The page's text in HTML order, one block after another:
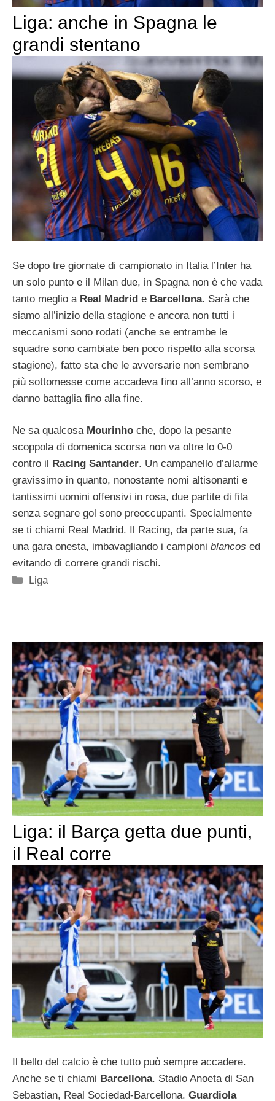
Liga: anche in Spagna le
grandi stentano
Se dopo tre giornate di campionato in Italia l’Inter ha
un solo punto e il Milan due, in Spagna non è che vada
tanto meglio a Real Madrid e Barcellona. Sarà che
siamo all’inizio della stagione e ancora non tutti i
meccanismi sono rodati (anche se entrambe le
squadre sono cambiate ben poco rispetto alla scorsa
stagione), fatto sta che le avversarie non sembrano
più sottomesse come accadeva fino all’anno scorso, e
danno battaglia fino alla fine.
Ne sa qualcosa Mourinho che, dopo la pesante
scoppola di domenica scorsa non va oltre lo 0-0
contro il
Racing Santander. Un campanello d’allarme
gravissimo in quanto, nonostante nomi altisonanti e
tantissimi uomini offensivi in rosa, due partite di fila
senza segnare gol sono preoccupanti. Specialmente
se ti chiami Real Madrid. Il Racing, da parte sua, fa
una gara onesta, imbavagliando i campioni blancos ed
evitando di correre grandi rischi.
Categorie
Liga
Liga: il Barça getta due punti,
il Real corre
Il bello del calcio è che tutto può sempre accadere.
Anche se ti chiami Barcellona. Stadio Anoeta di San
Sebastian, Real Sociedad-Barcellona. Guardiola